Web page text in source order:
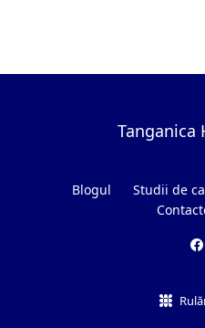
Tanganica
Blogul Studii de